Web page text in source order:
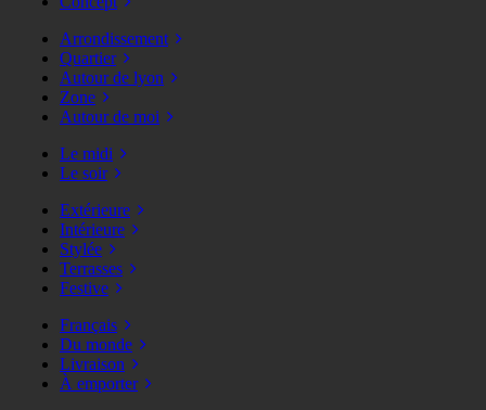
Arrondissement
Quartier
Autour de lyon
Zone
Autour de moi
Le midi
Le soir
Extérieure
Intérieure
Stylée
Terrasses
Festive
Français
Du monde
Livraison
À emporter